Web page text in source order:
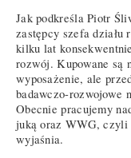
Jak podkreśla Piotr
zastępcy szefa działu
kilku lat
rozwój. Kupowane są
wyposażenie, ale
badawczo-rozwojowe
Obecnie pracujemy
juką oraz WWG, czyli
wyjaśnia.